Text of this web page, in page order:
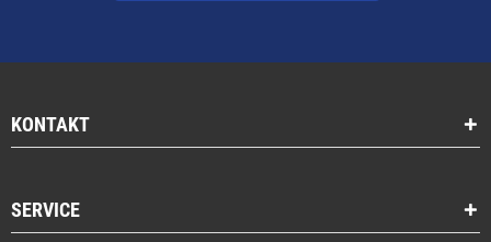
KONTAKT
SERVICE